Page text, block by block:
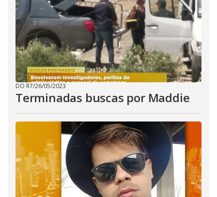
DO R7/26/05/2023
Terminadas buscas por Maddie